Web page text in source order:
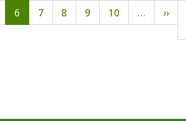
6 7 8 9 10 … ››